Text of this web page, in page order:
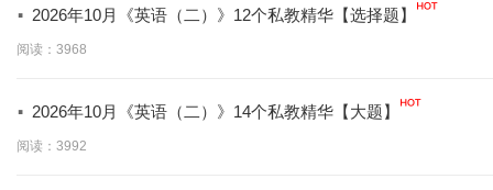
· 2026年10月《英语（二）》12个私教精华【选择题】
阅读：3968
· 2026年10月《英语（二）》14个私教精华【大题】
阅读：3992